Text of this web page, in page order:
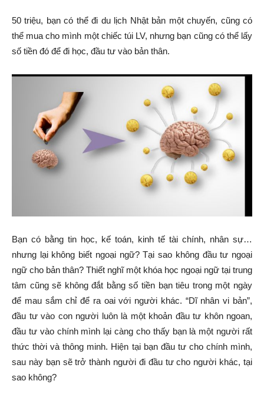
50 triệu, bạn có thể đi du lịch Nhật bản một chuyến, cũng có
thể mua cho mình một chiếc túi LV, nhưng bạn cũng có thể lấy
số tiền đó để đi học, đầu tư vào bản thân.
Bạn có bằng tin học, kế toán, kinh tế tài chính, nhân sự…
nhưng lại không biết ngoại ngữ? Tại sao không đầu tư ngoại
ngữ cho bản thân? Thiết nghĩ một khóa học ngoại ngữ tại trung
tâm cũng sẽ không đắt bằng số tiền bạn tiêu trong một ngày
để mau sắm chỉ để ra oai với người khác. “Dĩ nhân vi bản”,
đầu tư vào con người luôn là một khoản đầu tư khôn ngoan,
đầu tư vào chính mình lại càng cho thấy bạn là một người rất
thức thời và thông minh. Hiện tại bạn đầu tư cho chính mình,
sau này bạn sẽ trở thành người đi đầu tư cho người khác, tại
sao không?